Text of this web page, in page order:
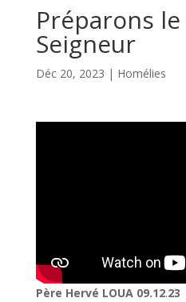
Préparons
Seigneur
Déc 20, 2023 | Homélies
Père Hervé LOUA 09.12.23